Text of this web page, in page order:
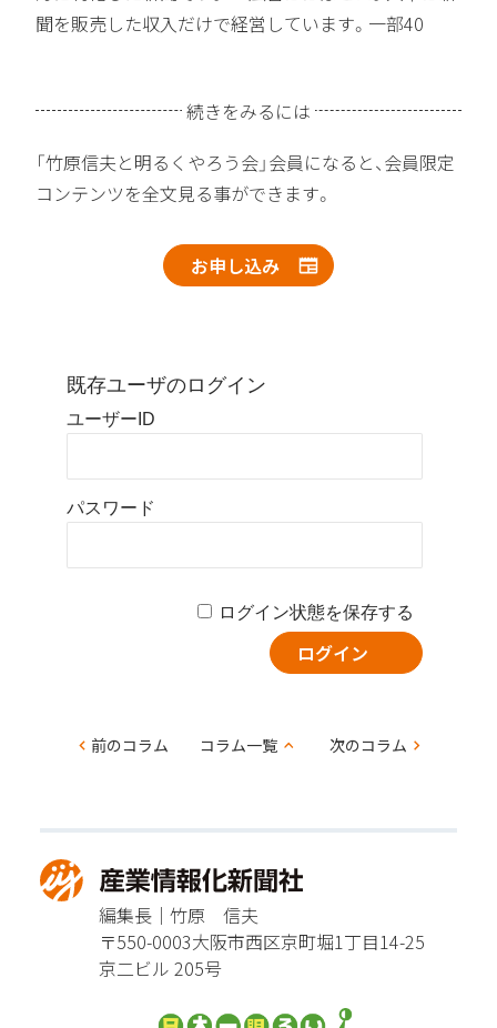
聞を販売した収入だけで経営しています。一部40
続きをみるには
「竹原信夫と明るくやろう会」会員になると、会員限定
コンテンツを全文見る事ができます。
お申し込み
既存ユーザのログイン
ユーザーID
パスワード
ログイン状態を保存する
コ
ナ
ビ
ゲー
ショ
前のコラム 次のコラム
コラム一覧
編集長｜竹原 信夫
〒550-0003大阪市西区京町堀1丁目14-25
京二ビル 205号